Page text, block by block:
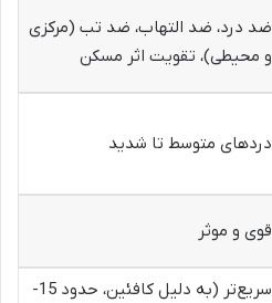
ضد درد، ضد التهاب، ضد تب (مرکزی
و محیطی)، تقویت اثر مسکن
دردهای متوسط تا شدید
قوی و موثر
سریع‌تر (به دلیل کافئین، حدود 15-